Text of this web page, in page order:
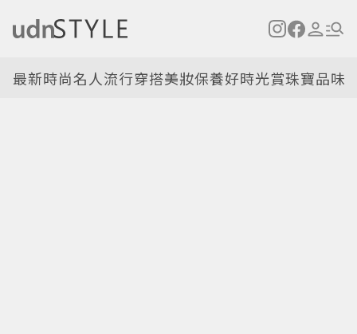
最新時尚名人流行穿搭美妝保養好時光賞珠寶品味